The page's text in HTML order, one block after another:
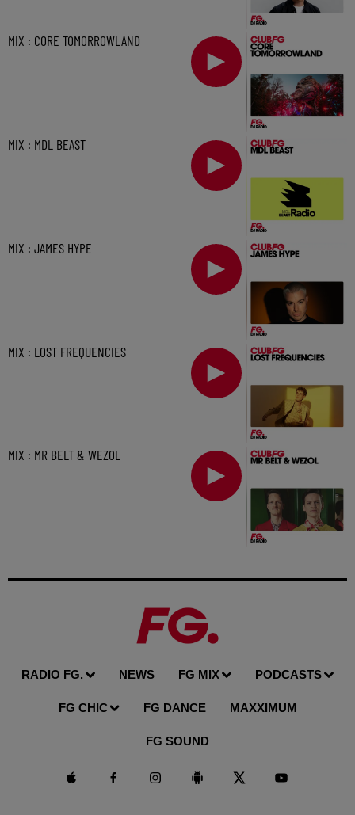
MIX : CORE TOMORROWLAND
MIX : MDL BEAST
MIX : JAMES HYPE
MIX : LOST FREQUENCIES
MIX : MR BELT & WEZOL
RADIO FG. NEWS FG MIX PODCASTS
FG CHIC FG DANCE MAXXIMUM
FG SOUND